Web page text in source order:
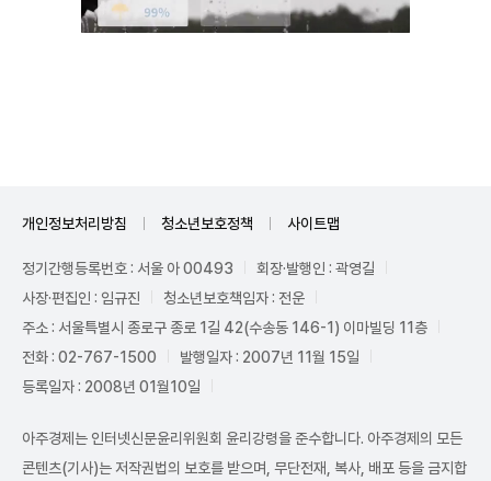
개인정보처리방침 청소년보호정책 사이트맵
정기간행등록번호 : 서울 아 00493
회장·발행인 : 곽영길
사장·편집인 : 임규진
청소년보호책임자 : 전운
주소 : 서울특별시 종로구 종로 1길 42(수송동 146-1) 이마빌딩 11층
전화 : 02-767-1500
발행일자 : 2007년 11월 15일
등록일자 : 2008년 01월10일
아주경제는 인터넷신문윤리위원회 윤리강령을 준수합니다. 아주경제의 모든
콘텐츠(기사)는 저작권법의 보호를 받으며, 무단전재, 복사, 배포 등을 금지합